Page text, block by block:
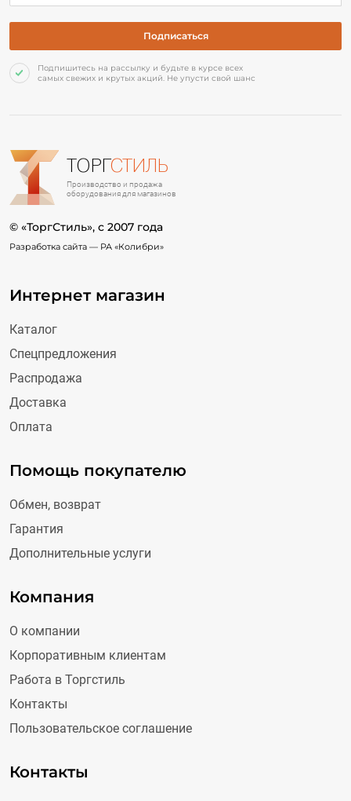
Подпишитесь на рассылку и будьте в курсе всех
самых свежих и крутых акций. Не упусти свой шанс
ТОРГСТИЛЬ
Производство и продажа
оборудования для магазинов
© «ТоргСтиль», c 2007 года
Разработка сайта — РА «Колибри»
Интернет магазин
Каталог
Спецпредложения
Распродажа
Доставка
Оплата
Помощь покупателю
Обмен, возврат
Гарантия
Дополнительные услуги
Компания
О компании
Корпоративным клиентам
Работа в Торгстиль
Контакты
Пользовательское соглашение
Контакты